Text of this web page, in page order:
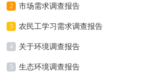
2 市场需求调查报告
3 农民工学习需求调查报告
4 关于环境调查报告
5 生态环境调查报告